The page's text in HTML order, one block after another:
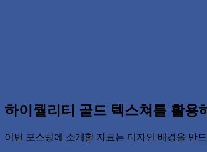
하이퀄리티 골드 텍스쳐를 활용
이번 포스팅에 소개할 자료는 디자인 배경을 만